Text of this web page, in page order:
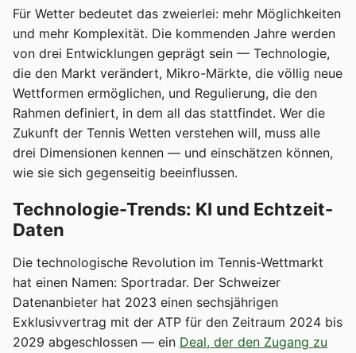
Für Wetter bedeutet das zweierlei: mehr Möglichkeiten
und mehr Komplexität. Die kommenden Jahre werden
von drei Entwicklungen geprägt sein — Technologie,
die den Markt verändert, Mikro-Märkte, die völlig neue
Wettformen ermöglichen, und Regulierung, die den
Rahmen definiert, in dem all das stattfindet. Wer die
Zukunft der Tennis Wetten verstehen will, muss alle
drei Dimensionen kennen — und einschätzen können,
wie sie sich gegenseitig beeinflussen.
Technologie-Trends: KI und Echtzeit-
Daten
Die technologische Revolution im Tennis-Wettmarkt
hat einen Namen: Sportradar. Der Schweizer
Datenanbieter hat 2023 einen sechsjährigen
Exklusivvertrag mit der ATP für den Zeitraum 2024 bis
2029 abgeschlossen — ein Deal, der den Zugang zu